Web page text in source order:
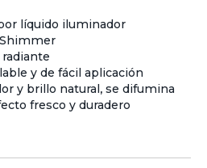
líquido iluminador
y de fácil aplicación
y brillo natural, se difumina
fresco y duradero